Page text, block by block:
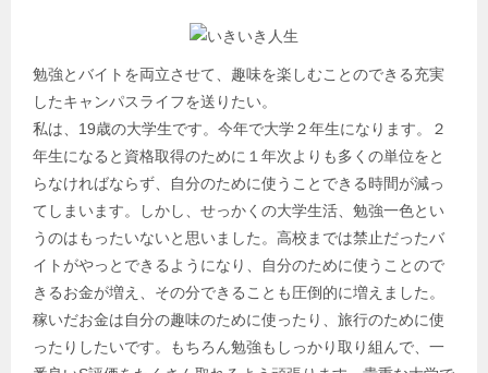
勉強とバイトを両立させて、趣味を楽しむことのできる充実
したキャンパスライフを送りたい。
私は、19歳の大学生です。今年で大学２年生になります。２
年生になると資格取得のために１年次よりも多くの単位をと
らなければならず、自分のために使うことできる時間が減っ
てしまいます。しかし、せっかくの大学生活、勉強一色とい
うのはもったいないと思いました。高校までは禁止だったバ
イトがやっとできるようになり、自分のために使うことので
きるお金が増え、その分できることも圧倒的に増えました。
稼いだお金は自分の趣味のために使ったり、旅行のために使
ったりしたいです。もちろん勉強もしっかり取り組んで、一